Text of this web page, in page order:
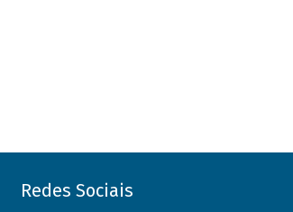
Redes Sociais